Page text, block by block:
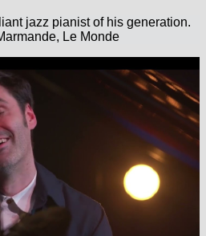
jazz pianist of his generation.
Le Monde